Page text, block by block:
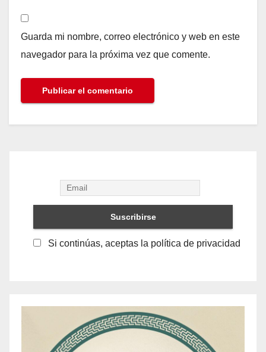
Guarda mi nombre, correo electrónico y web en este
navegador para la próxima vez que comente.
Si continúas, aceptas la política de privacidad